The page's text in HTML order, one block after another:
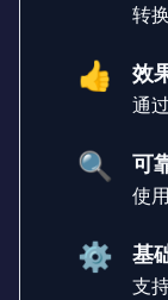
转换
👍 效
通
🔍 可
使
⚙️ 基
支